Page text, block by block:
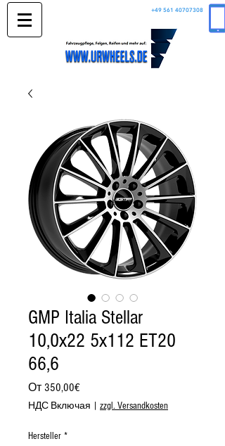
+49 561 40707308
GMP Italia Stellar
10,0x22 5x112 ET20
66,6
От 350,00€Спеццена
НДС Включая zzgl. Versandkosten
Hersteller *